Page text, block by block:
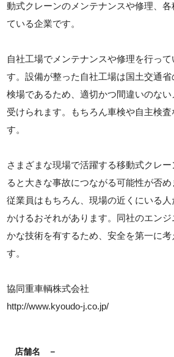
動式クレーンのメンテナンスや修理、
ている企業です。
自社工場でメンテナンスや修理を行っ
す。設備が整った自社工場は国土交通
検場であるため、適切かつ間違いのな
受けられます。もちろん車検や自主検
す。
さまざまな現場で活躍する移動式クレ
ると大きな事故につながる可能性が否
従業員はもちろん、現場の近くにいる
かけるおそれがあります。同社のエン
かな技術を有するため、安全を第一に
す。
協同重車輌株式会社
http://www.kyoudo-j.co.jp/
店舗名 －